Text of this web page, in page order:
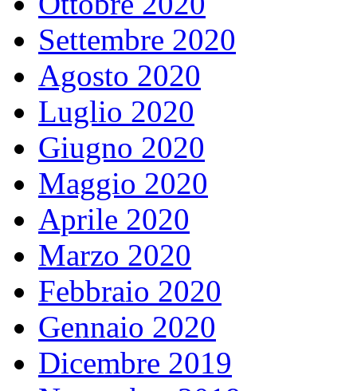
Settembre 2020
Agosto 2020
Luglio 2020
Giugno 2020
Maggio 2020
Aprile 2020
Marzo 2020
Febbraio 2020
Gennaio 2020
Dicembre 2019